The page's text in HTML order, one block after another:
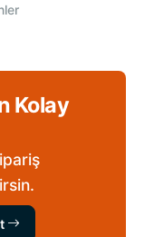
Kolay